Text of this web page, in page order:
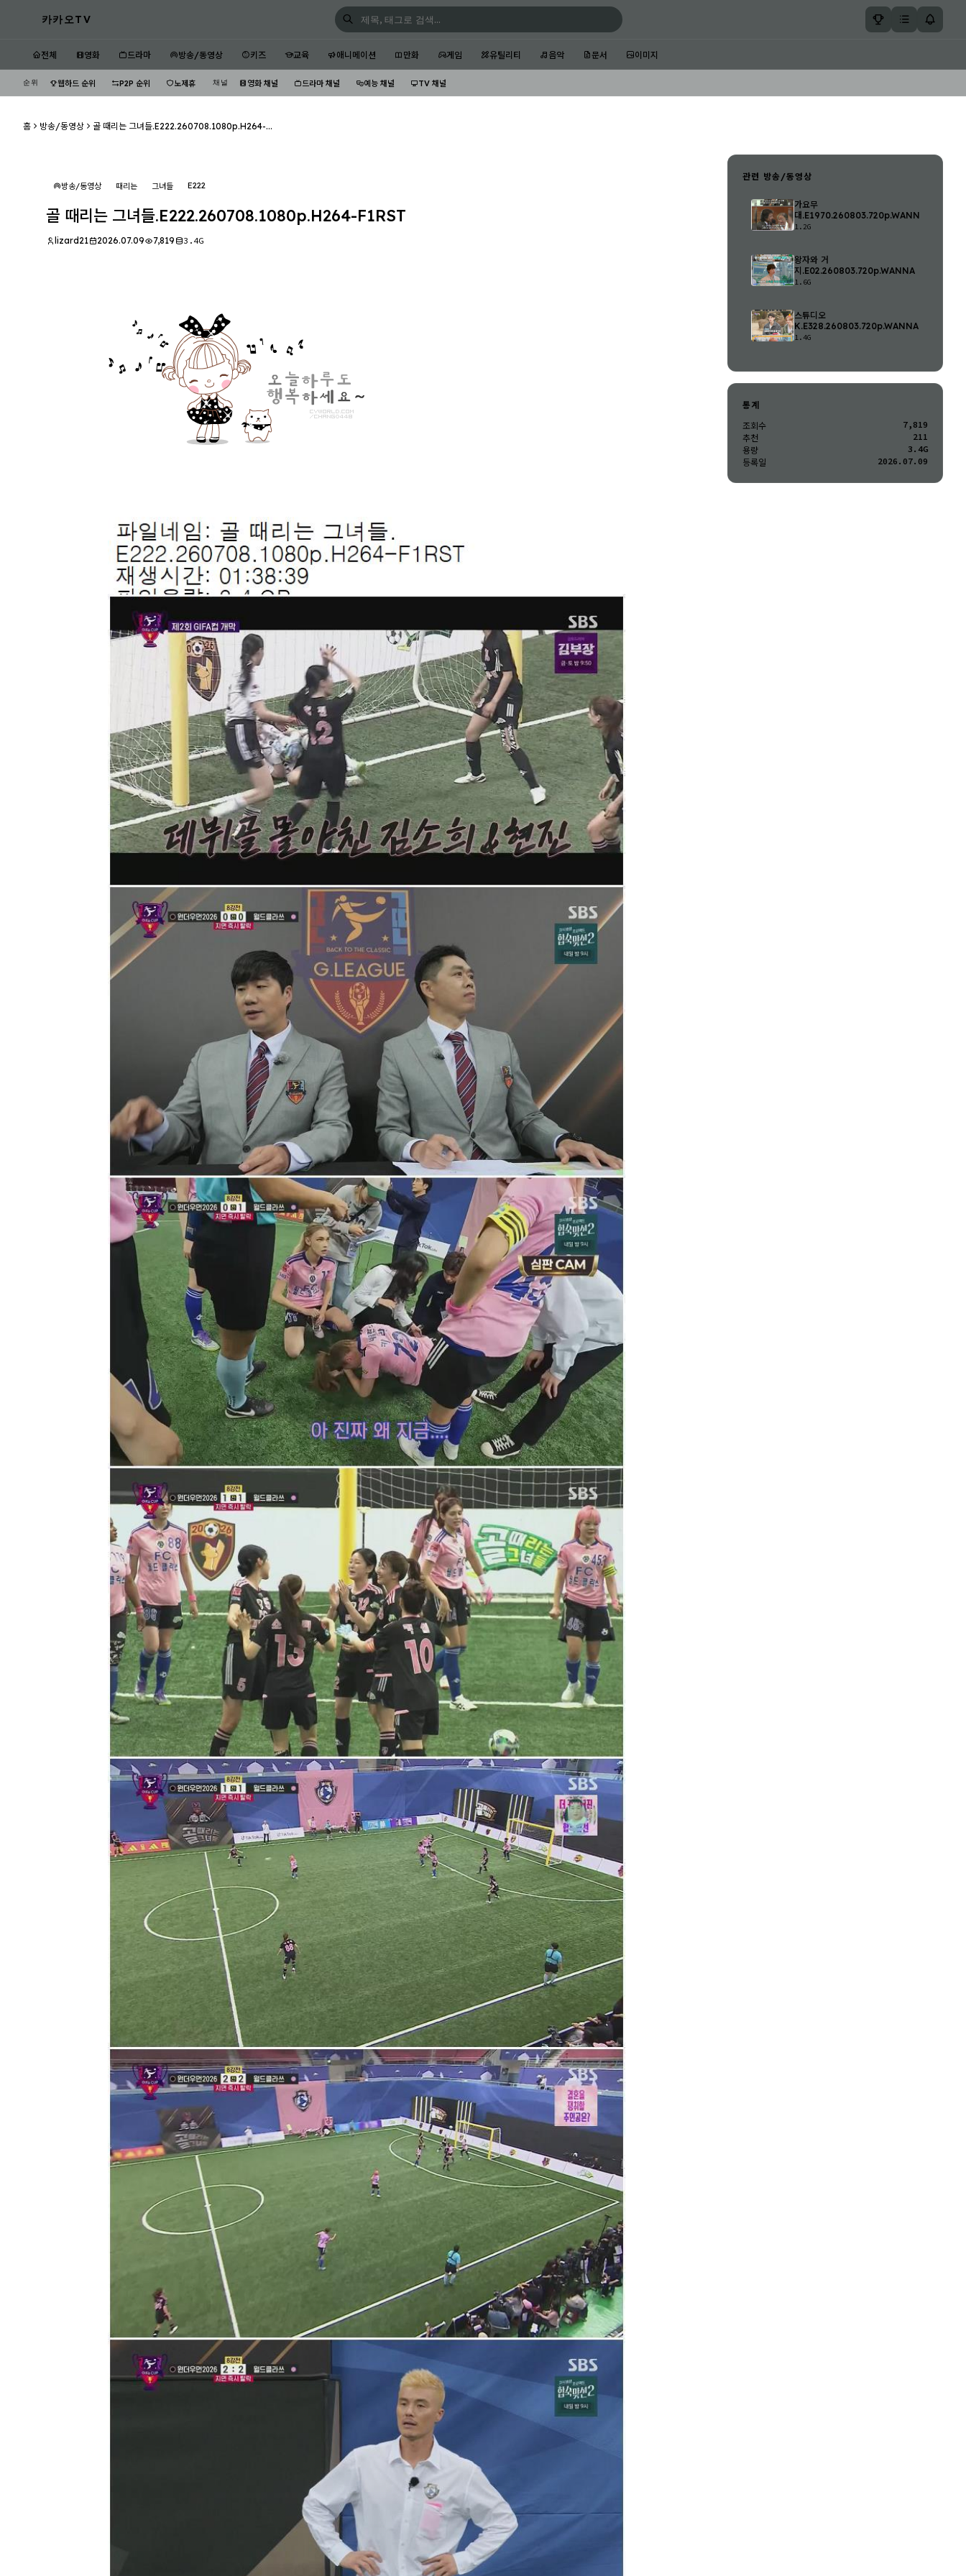
카카오TV
전체 영화 드라마 방송/동영상 키즈 교육 애니메이션 만화 게임 유틸리티 음악 문서 이미지
순위 웹하드 순위 P2P 순위 노제휴 채널 영화 채널 드라마 채널 예능 채널 TV 채널
홈 방송/동영상 골 때리는 그녀들.E222.260708.1080p.H264-...
방송/동영상 때리는 그녀들 E222
골 때리는 그녀들.E222.260708.1080p.H264-F1RST
lizard21 2026.07.09 7,819 3.4G
관련 방송/동영상
가요무
대.E1970.260803.720p.WANNA
1.2G
왕자와 거
지.E02.260803.720p.WANNA
1.6G
스튜디오
K.E328.260803.720p.WANNA
1.4G
통계
조회수
7,819
추천
211
용량
3.4G
등록일
2026.07.09